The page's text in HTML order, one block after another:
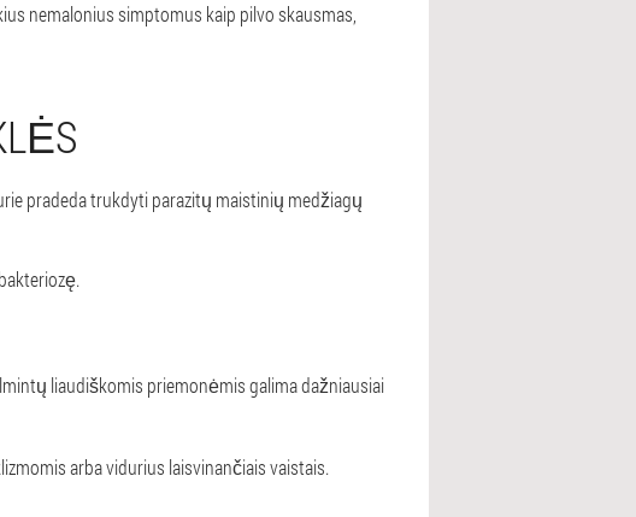
nemalonius simptomus kaip pilvo skausmas,
pradeda trukdyti parazitų maistinių medžiagų
liaudiškomis priemonėmis galima dažniausiai
arba vidurius laisvinančiais vaistais.